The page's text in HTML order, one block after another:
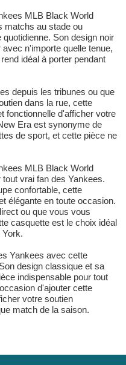
MLB Black World
matchs au stade ou
Son design noir
n'importe quelle tenue,
idéal à porter pendant
depuis les tribunes ou que
dans la rue, cette
fonctionnelle d'afficher votre
Era est synonyme de
de sport, et cette pièce ne
MLB Black World
vrai fan des Yankees.
confortable, cette
élégante en toute occasion.
ou que vous vous
casquette est le choix idéal
Yankees avec cette
design classique et sa
indispensable pour tout
d'ajouter cette
votre soutien
match de la saison.